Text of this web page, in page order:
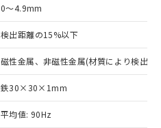
0～4.9mm
検出距離の15%以下
磁性金属、非磁性金属(材質により検出距
鉄30×30×1mm
平均値: 90Hz